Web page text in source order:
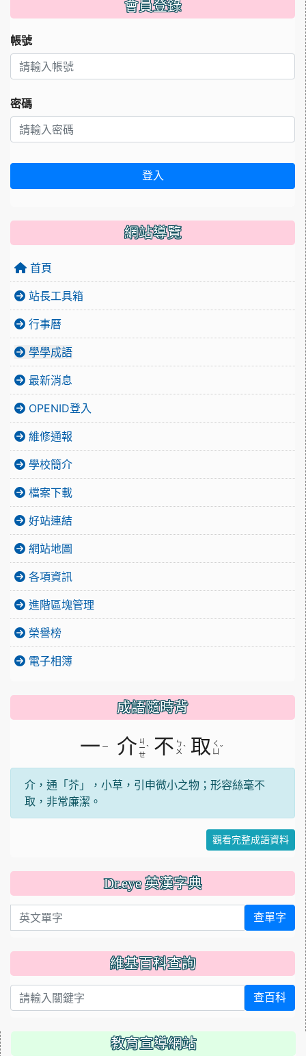
會員登錄
帳號
密碼
登入
網站導覽
首頁
站長工具箱
行事曆
學學成語
最新消息
OPENID登入
維修通報
學校簡介
檔案下載
好站連結
網站地圖
各項資訊
進階區塊管理
榮譽榜
電子相簿
成語隨時背
一 ㄧ 介 ㄐ
ㄧ
ㄝ
ˋ 不 ㄅ
ㄨ ˋ 取 ㄑ
ˇ
介，通「芥」，小草，引申微小之物；形容絲毫不
取，非常廉潔。
觀看完整成語資料
Dr.eye 英漢字典
英文單字 查單字
維基百科查詢
查百科
教育宣導網站